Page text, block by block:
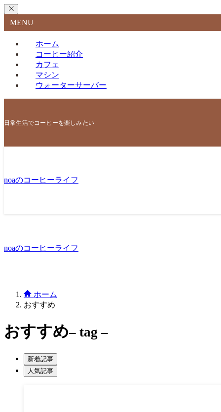
MENU
ホーム
コーヒー紹介
カフェ
マシン
ウォーターサーバー
日常生活でコーヒーを楽しみたい
noaのコーヒーライフ
noaのコーヒーライフ
ホーム
おすすめ
おすすめ– tag –
新着記事
人気記事